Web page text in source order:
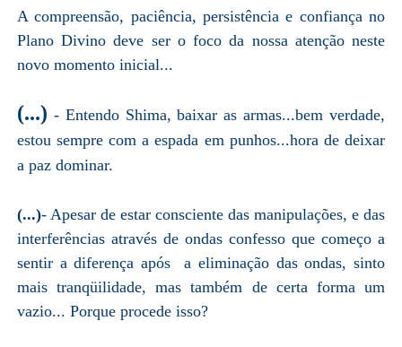
A compreensão, paciência, persistência e confiança no
Plano Divino deve ser o foco da nossa atenção neste
novo momento inicial...
(...) - Entendo Shima, baixar as armas...bem verdade,
estou sempre com a espada em punhos...hora de deixar
a paz dominar.
(...)- Apesar de estar consciente das manipulações, e das
interferências através de ondas confesso que começo a
sentir a diferença após a eliminação das ondas, sinto
mais tranqüilidade, mas também de certa forma um
vazio... Porque procede isso?